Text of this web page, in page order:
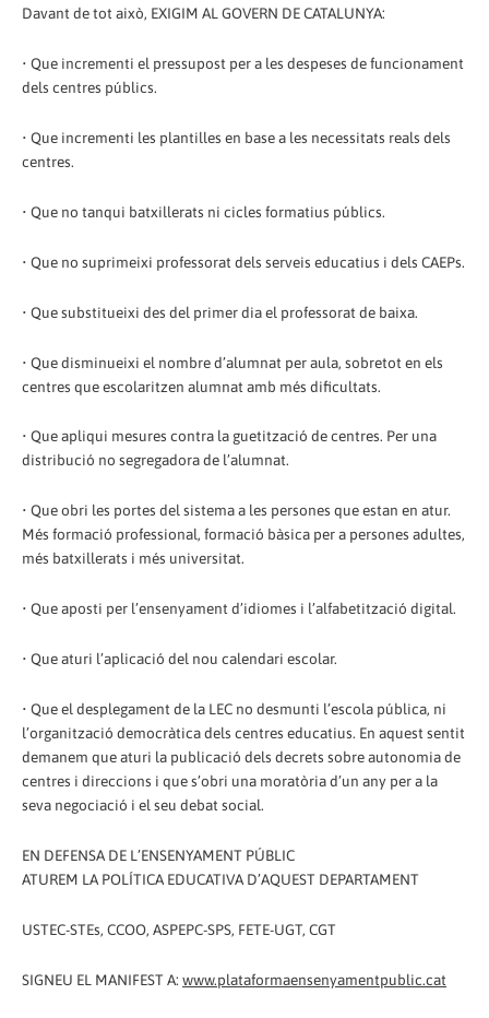
Davant de tot això, EXIGIM AL GOVERN DE CATALUNYA:
• Que incrementi el pressupost per a les despeses de funcionament
dels centres públics.
• Que incrementi les plantilles en base a les necessitats reals dels
centres.
• Que no tanqui batxillerats ni cicles formatius públics.
• Que no suprimeixi professorat dels serveis educatius i dels CAEPs.
• Que substitueixi des del primer dia el professorat de baixa.
• Que disminueixi el nombre d’alumnat per aula, sobretot en els
centres que escolaritzen alumnat amb més dificultats.
• Que apliqui mesures contra la guetització de centres. Per una
distribució no segregadora de l’alumnat.
• Que obri les portes del sistema a les persones que estan en atur.
Més formació professional, formació bàsica per a persones adultes,
més batxillerats i més universitat.
• Que aposti per l’ensenyament d’idiomes i l’alfabetització digital.
• Que aturi l’aplicació del nou calendari escolar.
• Que el desplegament de la LEC no desmunti l’escola pública, ni
l’organització democràtica dels centres educatius. En aquest sentit
demanem que aturi la publicació dels decrets sobre autonomia de
centres i direccions i que s’obri una moratòria d’un any per a la
seva negociació i el seu debat social.
EN DEFENSA DE L’ENSENYAMENT PÚBLIC
ATUREM LA POLÍTICA EDUCATIVA D’AQUEST DEPARTAMENT
USTEC-STEs, CCOO, ASPEPC-SPS, FETE-UGT, CGT
SIGNEU EL MANIFEST A: www.plataformaensenyamentpublic.cat